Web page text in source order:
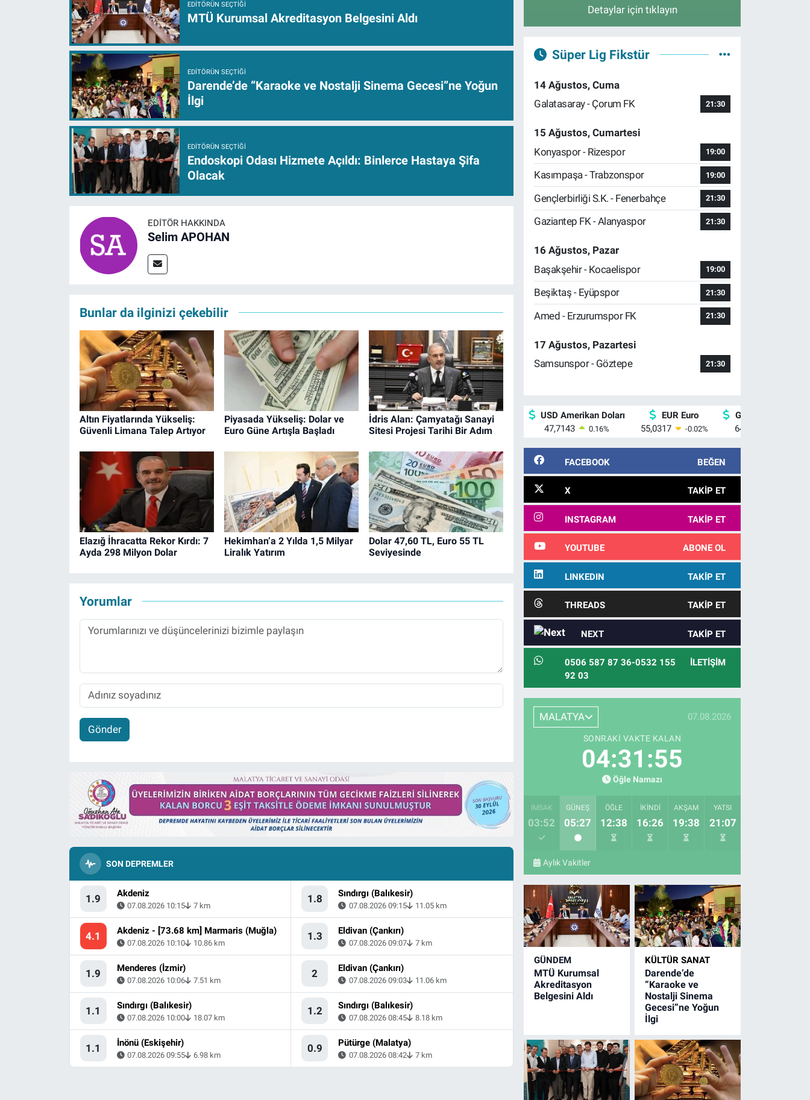
EDITÖRÜN SEÇTIĞI
MTÜ Kurumsal Akreditasyon Belgesini Aldı
EDITÖRÜN SEÇTIĞI
Darende’de “Karaoke ve Nostalji Sinema Gecesi”ne Yoğun
İlgi
EDITÖRÜN SEÇTIĞI
Endoskopi Odası Hizmete Açıldı: Binlerce Hastaya Şifa
Olacak
EDITÖR HAKKINDA
Selim APOHAN
Bunlar da ilginizi çekebilir
Altın Fiyatlarında Yükseliş:
Güvenli Limana Talep Artıyor
Piyasada Yükseliş: Dolar ve
Euro Güne Artışla Başladı
İdris Alan: Çamyatağı Sanayi
Sitesi Projesi Tarihi Bir Adım
Elazığ İhracatta Rekor Kırdı: 7
Ayda 298 Milyon Dolar
Hekimhan’a 2 Yılda 1,5 Milyar
Liralık Yatırım
Dolar 47,60 TL, Euro 55 TL
Seviyesinde
Yorumlar
Gönder
SON DEPREMLER
1.9 Akdeniz
07.08.2026 10:15 7 km
4.1 Akdeniz - [73.68 km] Marmaris (Muğla)
07.08.2026 10:10 10.86 km
1.9 Menderes (İzmir)
07.08.2026 10:06 7.51 km
1.1 Sındırgı (Balıkesir)
07.08.2026 10:00 18.07 km
1.1 İnönü (Eskişehir)
07.08.2026 09:55 6.98 km
1.8 Sındırgı (Balıkesir)
07.08.2026 09:15 11.05 km
1.3 Eldivan (Çankırı)
07.08.2026 09:07 7 km
2 Eldivan (Çankırı)
07.08.2026 09:03 11.06 km
1.2 Sındırgı (Balıkesir)
07.08.2026 08:45 8.18 km
0.9 Pütürge (Malatya)
07.08.2026 08:42 7 km
Detaylar için tıklayın
Süper Lig Fikstür
14 Ağustos, Cuma
Galatasaray - Çorum FK
21:30
15 Ağustos, Cumartesi
Konyaspor - Rizespor
19:00
Kasımpaşa - Trabzonspor 19:00
Gençlerbirliği S.K. - Fenerbahçe 21:30
Gaziantep FK - Alanyaspor 21:30
16 Ağustos, Pazar
Başakşehir - Kocaelispor
19:00
Beşiktaş - Eyüpspor 21:30
Amed - Erzurumspor FK 21:30
17 Ağustos, Pazartesi
Samsunspor - Göztepe
21:30
USD Amerikan Doları
47,7143
0.16%
EUR Euro
55,0317
-0.02%
GBP İngiliz
64,2463
FACEBOOK BEĞEN
X TAKIP ET
INSTAGRAM TAKIP ET
YOUTUBE ABONE OL
LINKEDIN TAKIP ET
THREADS TAKIP ET
NEXT TAKIP ET
0506 587 87 36-0532 155
92 03
İLETIŞIM
MALATYA 07.08.2026
SONRAKI VAKTE KALAN
04:31:54
Öğle Namazı
İMSAK
03:52
GÜNEŞ
05:27
ÖĞLE
12:38
İKINDI
16:26
AKŞAM
19:38
YATSI
21:07
Aylık Vakitler
GÜNDEM
MTÜ Kurumsal
Akreditasyon
Belgesini Aldı
KÜLTÜR SANAT
Darende’de
“Karaoke ve
Nostalji Sinema
Gecesi”ne Yoğun
İlgi